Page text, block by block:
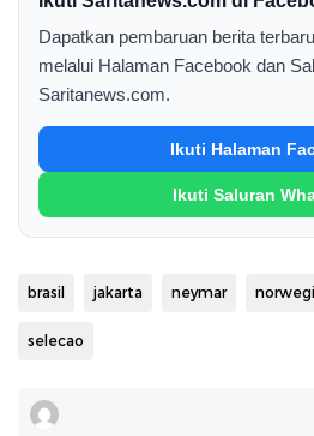
Dapatkan pembaruan berita
melalui Halaman Facebook dan
Saritanews.com.
Ikuti Halaman
Ikuti Saluran
brasil jakarta neymar
selecao